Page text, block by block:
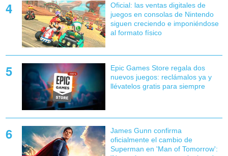
Oficial: las ventas digitales de
juegos en consolas de Nintendo
siguen creciendo e imponiéndose
al formato físico
Epic Games Store regala dos
nuevos juegos: reclámalos ya y
llévatelos gratis para siempre
James Gunn confirma
oficialmente el cambio de
Superman en 'Man of Tomorrow':